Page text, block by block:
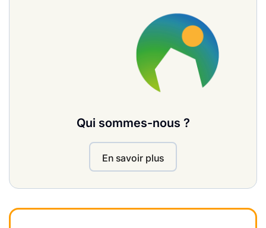
Qui sommes-nous ?
En savoir plus